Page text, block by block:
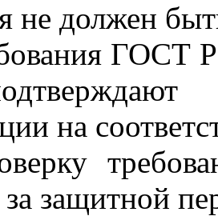
не должен
ГОСТ
на
защитной